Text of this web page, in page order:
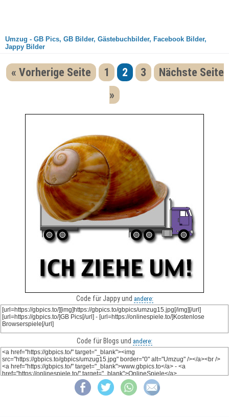
Umzug - GB Pics, GB Bilder, Gästebuchbilder, Facebook Bilder,
Jappy Bilder
« Vorherige Seite 1 2 3
Nächste Seite
»
Code für Jappy und andere:
Code für Blogs und andere: